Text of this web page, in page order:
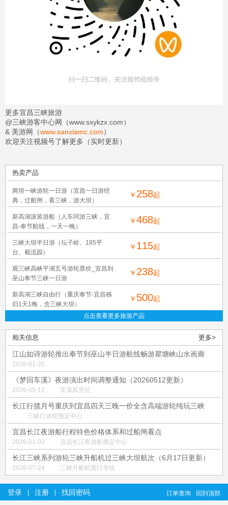
更多宜昌三峡旅游
@三峡游客中心网（www.sxykzx.com）
& 美游网（www.sanxiamc.com）
欢迎关注视频号了解更多（实时更新）
热卖产品
两坝一峡游轮一日游（宜昌一日游经
典，过船闸，看三峡，游大坝）
￥ 258起
新高湖滚装游船（人车同游三峡，宜
昌-奉节航线，一天一晚）
￥468起
三峡大坝半日游（坛子岭、185平
台、截流园）
￥ 115起
观三峡高峡平湖五号游轮票价_宜昌到
巫山奉节三峡一日游
￥ 238起
新高湖三峡自由行（重庆奉节-宜昌秭
归1天1晚，含三峡大坝）
￥ 500起
点击查看更多旅游产品
相关信息 更多>
江山如诗游轮推出奉节到巫山半日游航线畅游瞿塘峡山水画廊
2026-01-20
《梦回车溪》夜游演出时间调整通知（20260512更新）
2026-05-12 车溪风景区
长江行揽月号重庆到宜昌四天三晚一价全含高端游轮纯玩三峡
三峡行游轮预定中心
宜昌长江夜游船行程特色价格体系和过船闸看点
2026-01-02 宜昌长江夜游船预定中心
长江三峡系列游轮三峡升船机过三峡大坝航次（6月17日更新）
2026-07-24 三峡升船机预订专线
登录 注册 找回密码 回到顶部
订单查询